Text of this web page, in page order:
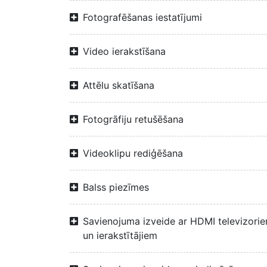
Fotografēšanas iestatījumi
Video ierakstīšana
Attēlu skatīšana
Fotogrāfiju retušēšana
Videoklipu rediģēšana
Balss piezīmes
Savienojuma izveide ar HDMI
un ierakstītājiem